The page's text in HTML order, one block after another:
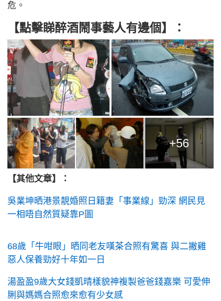
危。
【點擊睇醉酒鬧事藝人有邊個】：
+56
【其他文章】：
吳業坤晒港景靚婚照日籍妻「事業線」勁深 網民見
一相唔自然質疑靠P圖
68歲「牛咁眼」晒同老友嘆茶合照有驚喜 與二撇雞
惡人保養勁好十年如一日
湯盈盈9歲大女錢凱晴樣貌神複製爸爸錢嘉樂 可愛伸
脷與媽媽合照愈來愈有少女感